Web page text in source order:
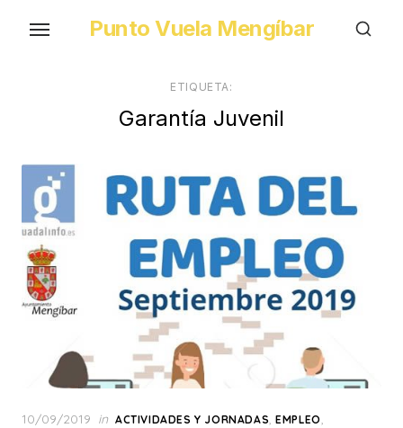
Punto Vuela Mengíbar
ETIQUETA:
Garantía Juvenil
Posted
10/09/2019 in ACTIVIDADES Y JORNADAS,EMPLEO,